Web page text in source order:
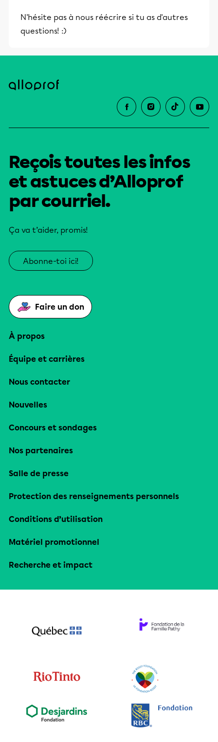
N'hésite pas à nous réécrire si tu as d'autres
questions! :)
Reçois toutes les infos
et astuces d’Alloprof
par courriel.
Ça va t’aider, promis!
Abonne-toi ici!
Faire un don
À propos
Équipe et carrières
Nous contacter
Nouvelles
Concours et sondages
Nos partenaires
Salle de presse
Protection des renseignements personnels
Conditions d’utilisation
Matériel promotionnel
Recherche et impact